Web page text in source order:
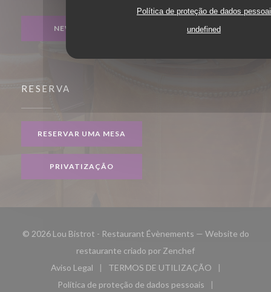
Política de proteção de dados
undefined
NEWSLETTER
RESERVA
RESERVAR UMA MESA
PRIVATIZAÇÃO
© 2026 Lou Bistrot - Restaurant Évènements — Website do
restaurante criado por Zenchef((abre numa nova
Aviso Legal
((abre numa nova janela))
TERMOS DE UTILIZAÇÃO
((abre numa nova janela))
Política de proteção de dados pessoais